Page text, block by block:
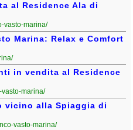
al Residence Ala di
vasto-marina/
Marina: Relax e Comfort
in vendita al Residence
marina/
vicino alla Spiaggia di
vasto-marina/